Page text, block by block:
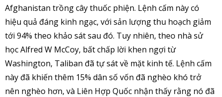
Afghanistan trồng cây thuốc phiện. Lệnh cấm này có
hiệu quả đáng kinh ngạc, với sản lượng thu hoạch giảm
tới 94% theo khảo sát sau đó. Tuy nhiên, theo nhà sử
học Alfred W McCoy, bất chấp lời khen ngợi từ
Washington, Taliban đã tự sát về mặt kinh tế. Lệnh cấm
này đã khiến thêm 15% dân số vốn đã nghèo khó trở
nên nghèo hơn, và Liên Hợp Quốc nhận thấy rằng nó đã